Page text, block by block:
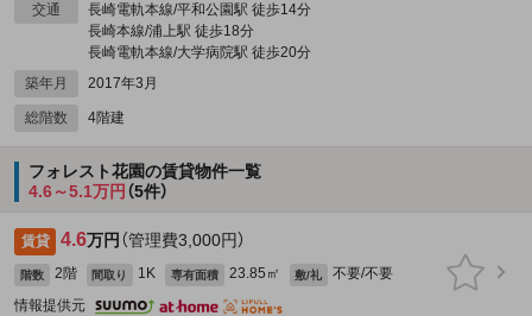
交通
長崎電軌本線/平和公園駅 徒歩14分
長崎本線/浦上駅 徒歩18分
長崎電軌本線/大学病院駅 徒歩20分
築年月
2017年3月
総階数 4階建
フォレスト花園の賃貸物件一覧
4.6～5.1万円 （5件）
賃貸 4.6万円 （管理費3,000円）
階数 2階 間取り 1K 専有面積 23.85㎡ 敷/礼
不要/不要
情報提供元